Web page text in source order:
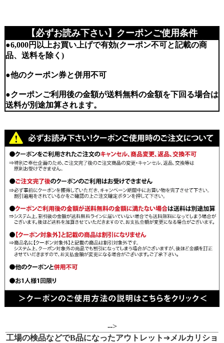
【必ずお読み下さい】クーポンご使用条件
●6,000円以上お買い上げで有効(クーポン不可と記載の商
品、送料を除く)
●他のクーポン券と併用不可
●クーポンご利用後の金額が送料無料の金額を下回る場合は
送料が別途加算されます。
-->
工場の検品などでB品になったアウトレット ➔メルカリショ